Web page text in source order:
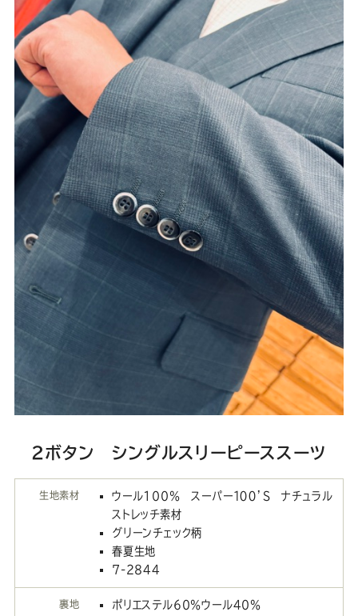
2ボタン シングルスリーピーススーツ
生地素材
ウール100％ スーパー１００’Ｓ ナチュラル
ストレッチ素材
グリーンチェック柄
春夏生地
7-2844
裏地
ポリエステル60％ウール40％